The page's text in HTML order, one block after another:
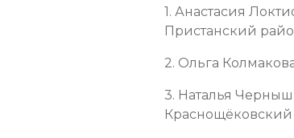
1. Анастасия
Пристанский
2. Ольга
3. Наталья